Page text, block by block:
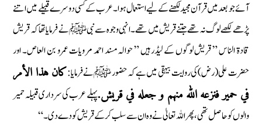
آئے جو بعد میں قرآن مجید لکھنے کے لیے استعمال ہوا۔ عرب کے کسی دوسرے قبیلے میں اتنے
پڑھے لکھے لوگ نہ تھے جتنے قریش میں تھے۔ انہی وجوہ سے نبی ﷺ نے فرمایا تھا کہ قریش
قادۃ الناس ” قریش لوگوں کے لیڈر ہیں ” حوالہ مسند احمد مرویات عمرو بن العاص۔ اور
حضرت علی (رض) کی روایت بیہقی میں ہے کہ حضور ﷺ نے فرمایا:کان هذا الأمر
في حمیر فنزعه الله منهم و جعله في قریش.پہلے عرب کی سرداری قبیلہ حمیر
والوں کو حاصل تھی، پھر اللہ تعالیٰ نے وہ ان سے سلب کر کے قریش کو دے دی۔ “